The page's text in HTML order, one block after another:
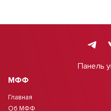
Панель
МФФ
Главная
Об МФФ